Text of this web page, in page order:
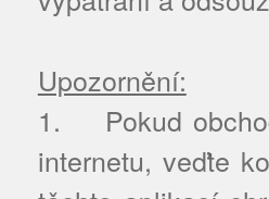
Upozornění:
1. Pokud
internetu, veďte